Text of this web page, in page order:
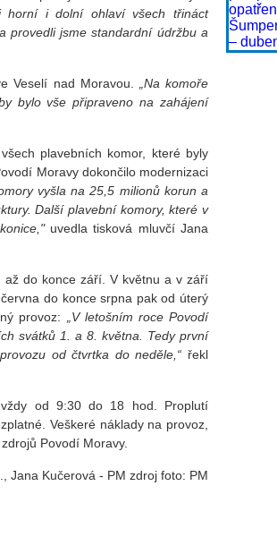
horní i dolní ohlaví všech třináct
provedli jsme standardní údržbu a
Veselí nad Moravou.
„Na komoře
bylo vše připraveno na zahájení
plavebních komor, které byly
Moravy dokončilo modernizaci
vyšla na 25,5 milionů korun a
Další plavební komory, které v
uvedla tisková mluvčí Jana
až do konce září. V květnu a v září
do konce srpna pak od úterý
provoz:
„V letošním roce Povodí
svátků 1. a 8. května. Tedy první
od čtvrtka do neděle,“ řekl
od 9:30 do 18 hod. Proplutí
Veškeré náklady na provoz,
Povodí Moravy.
Jana Kučerová - PM zdroj foto: PM